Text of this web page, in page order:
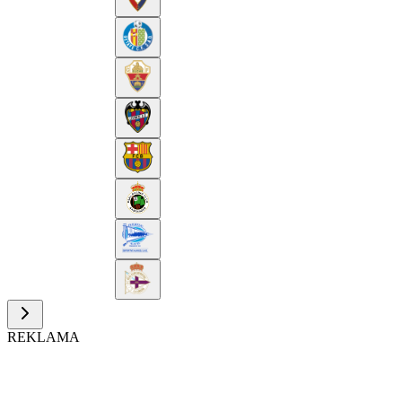
REKLAMA